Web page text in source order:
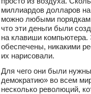
миллиардов долларов
можно любыми
что эти деньги были
на клавиши
обеспечены, никакими
их нарисовали.
Для чего они были
демократию» во всем
несколько революций,